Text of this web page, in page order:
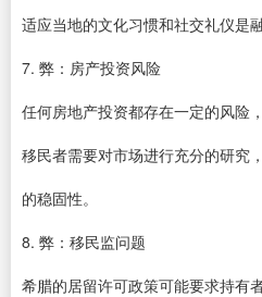
适应当地的文化习惯和社交礼仪是
7. 弊：房产投资风险
任何房地产投资都存在一定的风险
移民者需要对市场进行充分的研究
的稳固性。
8. 弊：移民监问题
希腊的居留许可政策可能要求持有